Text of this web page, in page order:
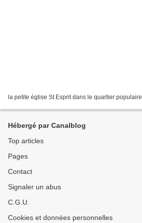
la petite église St Esprit dans le quartier populaire
Hébergé par Canalblog
Top articles
Pages
Contact
Signaler un abus
C.G.U.
Cookies et données personnelles